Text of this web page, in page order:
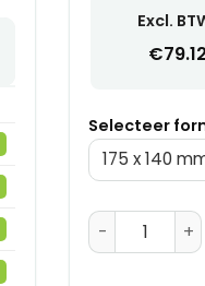
Excl.
€79.12
Selecteer